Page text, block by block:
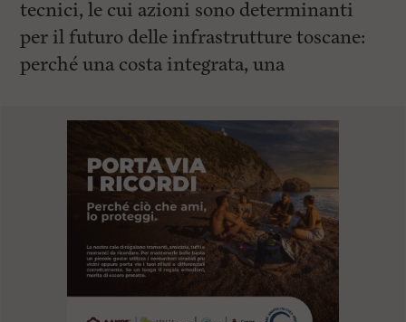
tecnici, le cui azioni sono determinanti
per il futuro delle infrastrutture toscane:
perché una costa integrata, una